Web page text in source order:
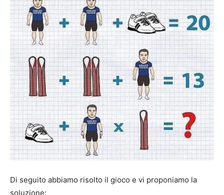
Di seguito abbiamo risolto il gioco e vi proponiamo la
soluzione: